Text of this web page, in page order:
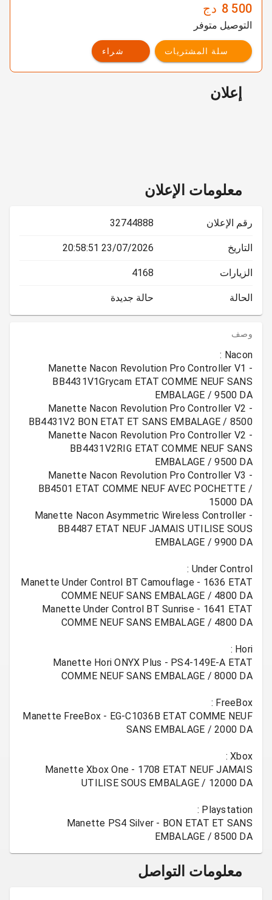
8 500 دج
التوصيل متوفر
سلة المشتريات شراء
إعلان
معلومات الإعلان
رقم الإعلان 32744888
التاريخ 23/07/2026 20:58:51
الزيارات 4168
الحالة حالة جديدة
وصف
Nacon :
Manette Nacon Revolution Pro Controller V1 -
BB4431V1Grycam ETAT COMME NEUF SANS
Manette Nacon Revolution Pro Controller V2 -
Manette Nacon Revolution Pro Controller V2 -
BB4431V2RIG ETAT COMME NEUF SANS
Manette Nacon Revolution Pro Controller V3 -
BB4501 ETAT COMME NEUF AVEC POCHETTE /
Manette Nacon Asymmetric Wireless Controller -
BB4487 ETAT NEUF JAMAIS UTILISE SOUS
Under Control :
Manette Under Control BT Camouflage - 1636 ETAT
Manette Under Control BT Sunrise - 1641 ETAT
Manette Hori ONYX Plus - PS4-149E-A ETAT
Manette FreeBox - EG-C1036B ETAT COMME NEUF
SANS EMBALAGE / 2000 DA
Manette Xbox One - 1708 ETAT NEUF JAMAIS
Manette PS4 Silver - BON ETAT ET SANS
EMBALAGE / 8500 DA
معلومات التواصل